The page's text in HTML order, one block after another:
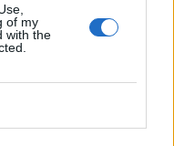
of my
with the